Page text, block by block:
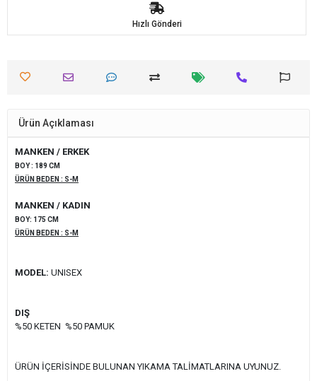
Hızlı Gönderi
Ürün Açıklaması
MANKEN / ERKEK
BOY : 189 CM
ÜRÜN BEDEN : S-M
MANKEN / KADIN
BOY: 175 CM
ÜRÜN BEDEN : S-M
MODEL: UNISEX
DIŞ
%50 KETEN %50 PAMUK
ÜRÜN İÇERİSİNDE BULUNAN YIKAMA TALİMATLARINA UYUNUZ.